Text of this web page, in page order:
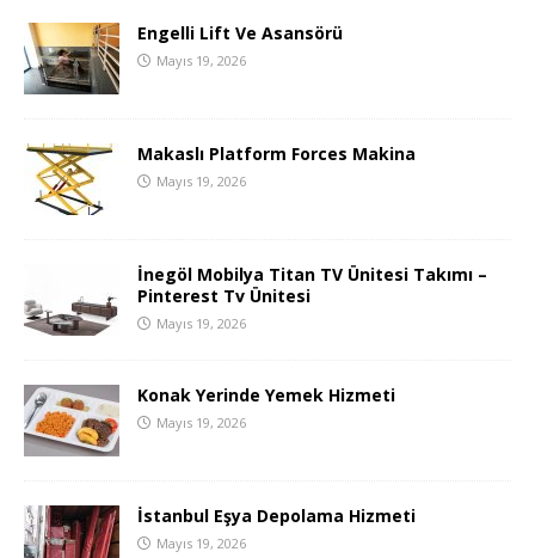
Engelli Lift Ve Asansörü
Mayıs 19, 2026
Makaslı Platform Forces Makina
Mayıs 19, 2026
İnegöl Mobilya Titan TV Ünitesi Takımı –
Pinterest Tv Ünitesi
Mayıs 19, 2026
Konak Yerinde Yemek Hizmeti
Mayıs 19, 2026
İstanbul Eşya Depolama Hizmeti
Mayıs 19, 2026